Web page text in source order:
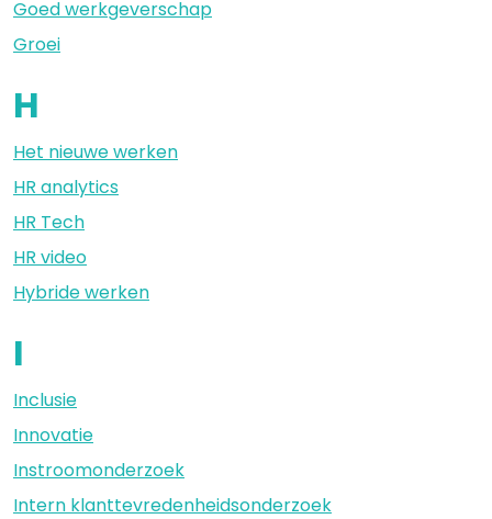
Goed werkgeverschap
Groei
H
Het nieuwe werken
HR analytics
HR Tech
HR video
Hybride werken
I
Inclusie
Innovatie
Instroomonderzoek
Intern klanttevredenheidsonderzoek